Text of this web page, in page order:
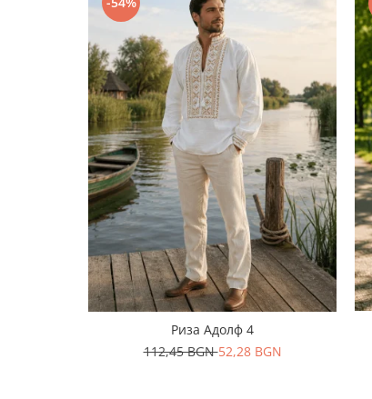
Риза Адолф 4
112,45 BGN52,28 BGN